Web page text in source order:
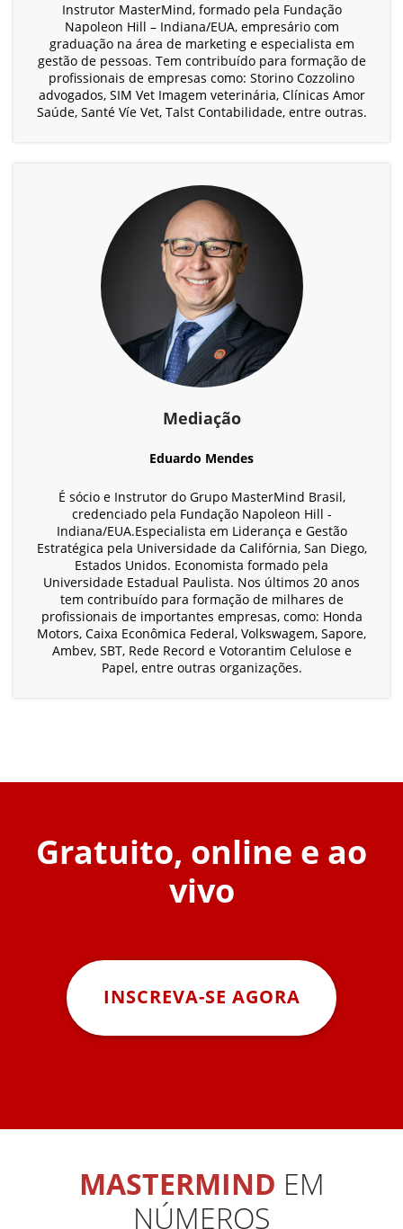
Instrutor MasterMind, formado pela Fundação
Napoleon Hill – Indiana/EUA, empresário com
graduação na área de marketing e especialista em
gestão de pessoas. Tem contribuído para formação de
profissionais de empresas como: Storino Cozzolino
advogados, SIM Vet Imagem veterinária, Clínicas Amor
Saúde, Santé Víe Vet, Talst Contabilidade, entre outras.
Mediação
Eduardo Mendes
É sócio e Instrutor do Grupo MasterMind Brasil,
credenciado pela Fundação Napoleon Hill -
Indiana/EUA.Especialista em Liderança e Gestão
Estratégica pela Universidade da Califórnia, San Diego,
Estados Unidos. Economista formado pela
Universidade Estadual Paulista. Nos últimos 20 anos
tem contribuído para formação de milhares de
profissionais de importantes empresas, como: Honda
Motors, Caixa Econômica Federal, Volkswagem, Sapore,
Ambev, SBT, Rede Record e Votorantim Celulose e
Papel, entre outras organizações.
Gratuito, online e ao
vivo
INSCREVA-SE AGORA
MASTERMIND EM
NÚMEROS